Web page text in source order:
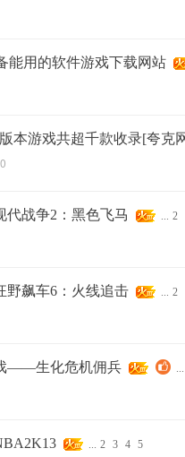
能用的软件游戏下载网站
本游戏共超千款收录[夸克
代战争2：黑色飞马 ... 2
野飙车6：火线追击 ... 2
——生化危机佣兵 ...
... 2 3 4 5